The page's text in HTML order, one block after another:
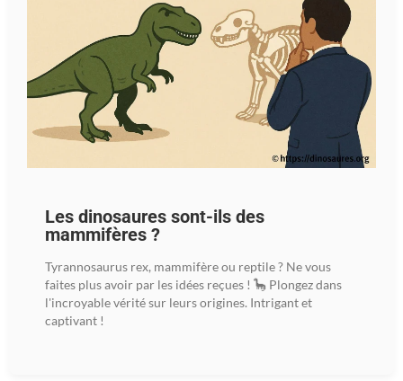
Les dinosaures sont-ils des
mammifères ?
Tyrannosaurus rex, mammifère ou reptile ? Ne vous
faites plus avoir par les idées reçues ! 🦕 Plongez dans
l'incroyable vérité sur leurs origines. Intrigant et
captivant !